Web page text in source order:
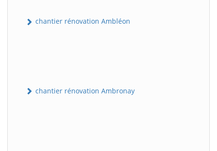
chantier rénovation Ambléon
chantier rénovation Ambronay